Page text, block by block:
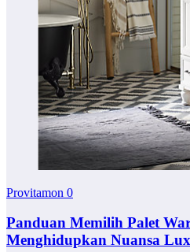
Provitamon 0
Panduan Memilih Palet
Menghidupkan Nuansa